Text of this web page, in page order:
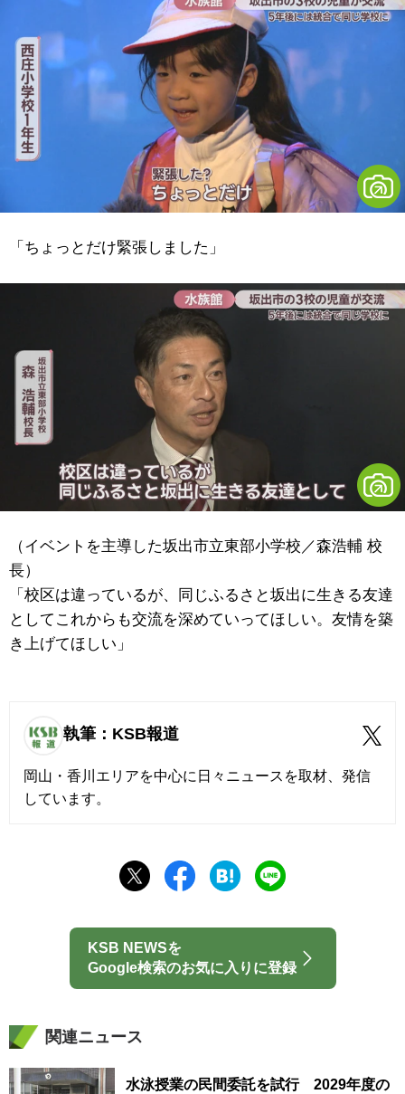
「ちょっとだけ緊張しました」
（イベントを主導した坂出市立東部小学校／森浩輔 校
長）
「校区は違っているが、同じふるさと坂出に生きる友達
としてこれからも交流を深めていってほしい。友情を築
き上げてほしい」
執筆：KSB報道
岡山・香川エリアを中心に日々ニュースを取材、発信
しています。
KSB NEWSを
Google検索のお気に入りに登録
関連ニュース
水泳授業の民間委託を試行 2029年度の